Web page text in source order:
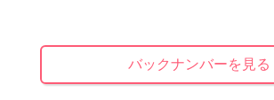
バックナンバーを見る